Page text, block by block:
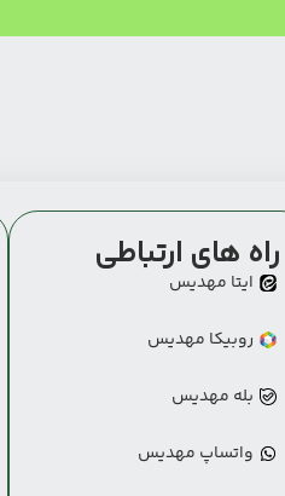
راه های ارتباطی
ایتا مهدیس
روبیکا مهدیس
بله مهدیس
واتساپ مهدیس